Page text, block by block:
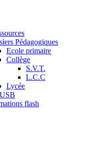
Pédagogiques
Ecole primaire
Collège
S.V.T.
L.C.C
Lycée
flash